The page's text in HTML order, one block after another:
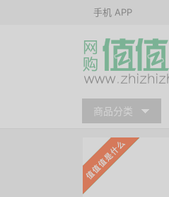
手机 APP
商品分类